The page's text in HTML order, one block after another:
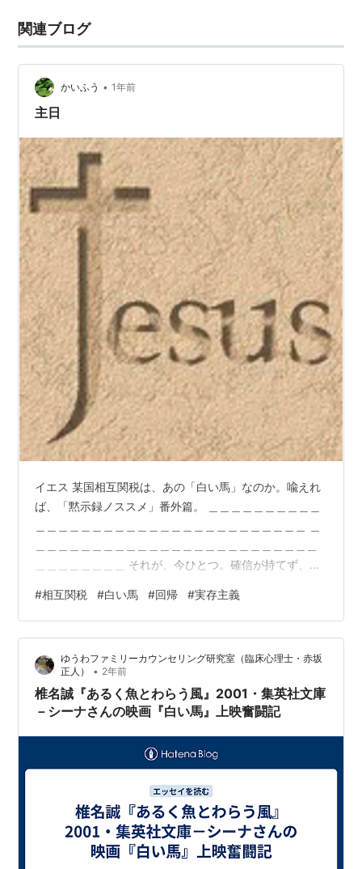
関連ブログ
かいふう • 1年前
主日
イエス 某国相互関税は、あの「白い馬」なのか。喩えれ
ば、「黙示録ノススメ」番外篇。 ＿＿＿＿＿＿＿＿＿＿
＿＿＿＿＿＿＿＿ それが、今ひとつ。確信が持てず、不
れず。 「ワイルドカード」を引いてまでも。その、クリ
スチャンネームを公言してさえ。 そこに、留まりたい、
意向なのであろうや。 ～～～～～～～～～～～～～～～
～～～～～～～～～～～～～～～～ 「黙示録ノススメ」
の、その当初。「白い馬」は、ユーラシア大陸の、ロシ
アン三兄弟が、その一国、彼の国、…
#相互関税 #白い馬 #回帰 #実存主義
ゆうわファミリーカウンセリング研究室（臨床心理士・赤坂
正人）
• 2年前
椎名誠『あるく魚とわらう風』2001・集英社文庫
－シーナさんの映画『白い馬』上映奮闘記